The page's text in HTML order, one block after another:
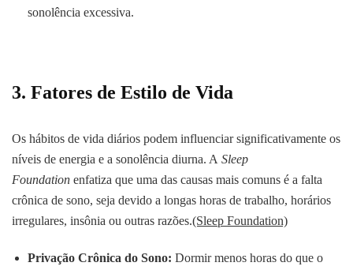
sonolência excessiva.
3. Fatores de Estilo de Vida
Os hábitos de vida diários podem influenciar significativamente os
níveis de energia e a sonolência diurna. A Sleep
Foundation enfatiza que uma das causas mais comuns é a falta
crônica de sono, seja devido a longas horas de trabalho, horários
irregulares, insônia ou outras razões.(Sleep Foundation)
Privação Crônica do Sono: Dormir menos horas do que o